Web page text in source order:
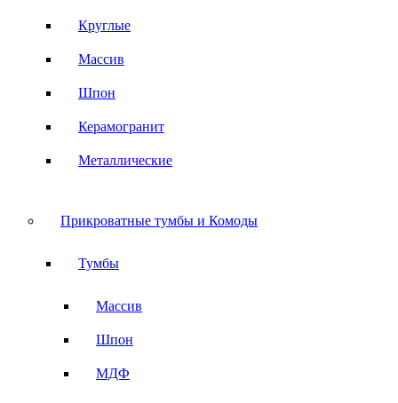
Круглые
Массив
Шпон
Керамогранит
Металлические
Прикроватные тумбы и Комоды
Тумбы
Массив
Шпон
МДФ